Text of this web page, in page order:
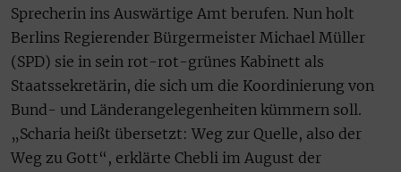
Sprecherin ins Auswärtige Amt berufen. Nun holt
Berlins Regierender Bürgermeister Michael Müller
(SPD) sie in sein rot-rot-grünes Kabinett als
Staatssekretärin, die sich um die Koordinierung von
Bund- und Länderangelegenheiten kümmern soll.
„Scharia heißt übersetzt: Weg zur Quelle, also der
Weg zu Gott“, erklärte Chebli im August der